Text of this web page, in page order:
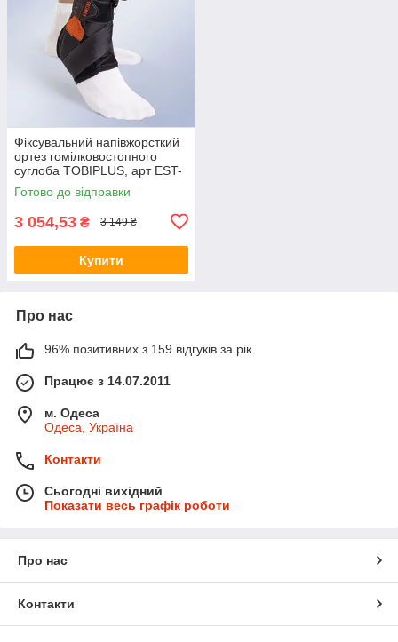
Фіксувальний напівжорсткий
ортез гомілковостопного
суглоба TOBIPLUS, арт EST-
090
Готово до відправки
3 054,53 ₴ 3 149 ₴
Купити
Про нас
96% позитивних з 159 відгуків за рік
Працює з 14.07.2011
м. Одеса
Одеса, Україна
Контакти
Сьогодні вихідний
Показати весь графік роботи
Про нас
Контакти